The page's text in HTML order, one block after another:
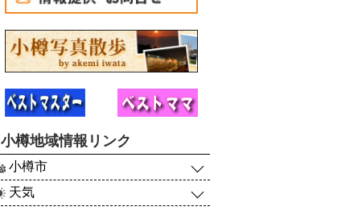
小樽地域情報リンク
小樽市
天気